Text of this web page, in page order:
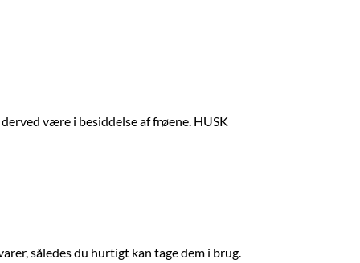
være i besiddelse af frøene. HUSK
således du hurtigt kan tage dem i brug.